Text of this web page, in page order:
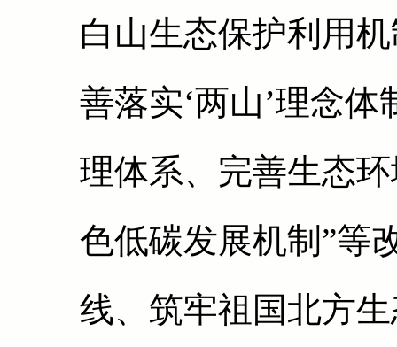
白山生态保护利用
善落实‘两山’理念
理体系、完善生态
色低碳发展机制”等
线、筑牢祖国北方